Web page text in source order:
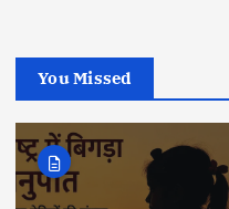
You Missed